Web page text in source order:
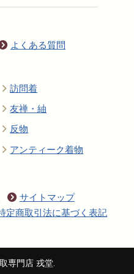
よくある質問
訪問着
友禅・紬
反物
アンティーク着物
サイトマップ
定商取引法に基づく表記
専門店 戎堂.